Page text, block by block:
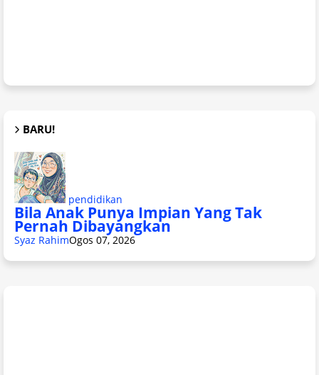
BARU!
pendidikan
Bila Anak Punya Impian Yang Tak
Pernah Dibayangkan
Syaz RahimOgos 07, 2026